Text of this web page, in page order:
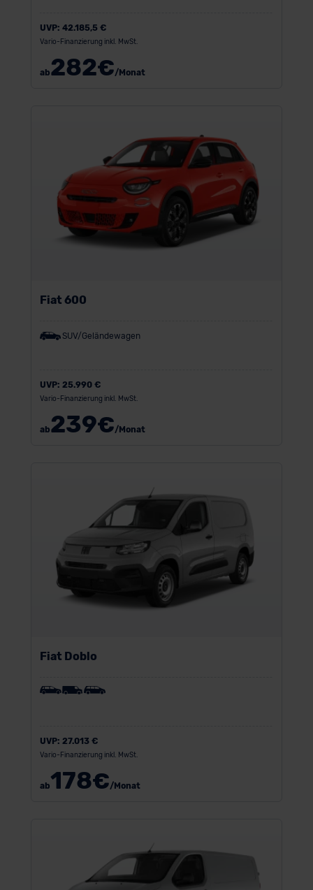
UVP: 42.185,5 €
Vario-Finanzierung inkl. MwSt.
ab282€/Monat
Fiat 600
SUV/Geländewagen
UVP: 25.990 €
Vario-Finanzierung inkl. MwSt.
ab239€/Monat
Fiat Doblo
UVP: 27.013 €
Vario-Finanzierung inkl. MwSt.
ab178€/Monat